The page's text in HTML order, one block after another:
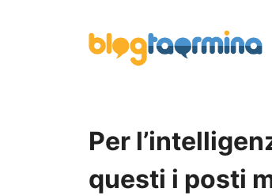
Per
questi i posti